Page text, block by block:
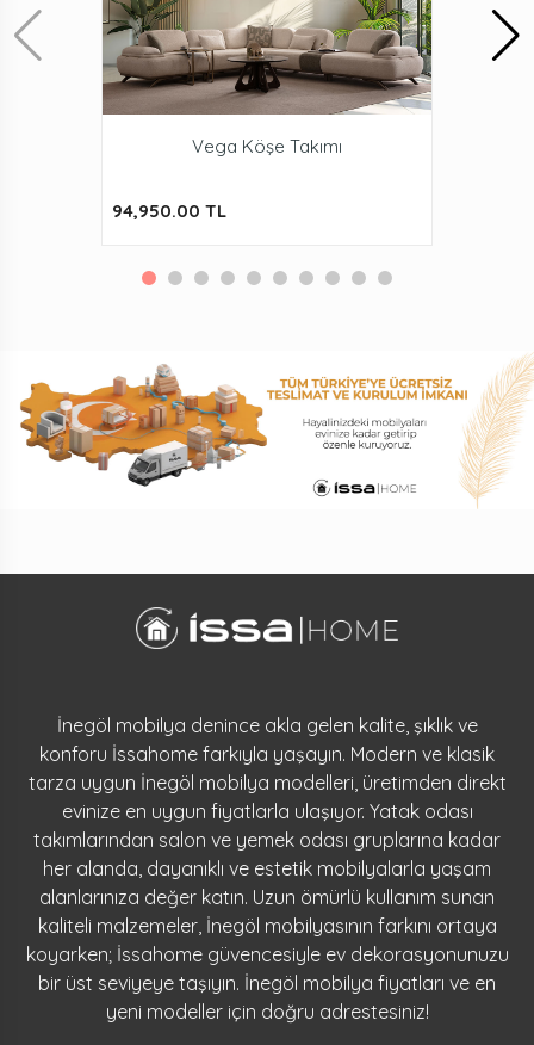
Vega Köşe Takımı
94,950.00 TL
İnegöl mobilya denince akla gelen kalite, şıklık ve
konforu İssahome farkıyla yaşayın. Modern ve klasik
tarza uygun İnegöl mobilya modelleri, üretimden direkt
evinize en uygun fiyatlarla ulaşıyor. Yatak odası
takımlarından salon ve yemek odası gruplarına kadar
her alanda, dayanıklı ve estetik mobilyalarla yaşam
alanlarınıza değer katın. Uzun ömürlü kullanım sunan
kaliteli malzemeler, İnegöl mobilyasının farkını ortaya
koyarken; İssahome güvencesiyle ev dekorasyonunuzu
bir üst seviyeye taşıyın. İnegöl mobilya fiyatları ve en
yeni modeller için doğru adrestesiniz!